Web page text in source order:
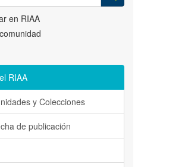
en RIAA
RIAA
y Colecciones
de publicación